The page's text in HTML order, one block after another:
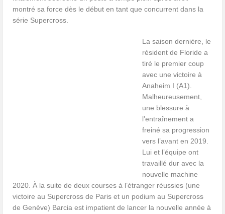
montré sa force dès le début en tant que concurrent dans la
série Supercross.
La saison dernière, le
résident de Floride a
tiré le premier coup
avec une victoire à
Anaheim I (A1).
Malheureusement,
une blessure à
l’entraînement a
freiné sa progression
vers l’avant en 2019.
Lui et l’équipe ont
travaillé dur avec la
nouvelle machine
2020. À la suite de deux courses à l’étranger réussies (une
victoire au Supercross de Paris et un podium au Supercross
de Genève) Barcia est impatient de lancer la nouvelle année à